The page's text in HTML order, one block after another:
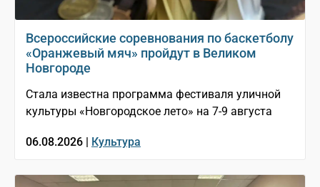
Всероссийские соревнования по баскетболу
«Оранжевый мяч» пройдут в Великом
Новгороде
Стала известна программа фестиваля уличной
культуры «Новгородское лето» на 7-9 августа
06.08.2026 | Культура